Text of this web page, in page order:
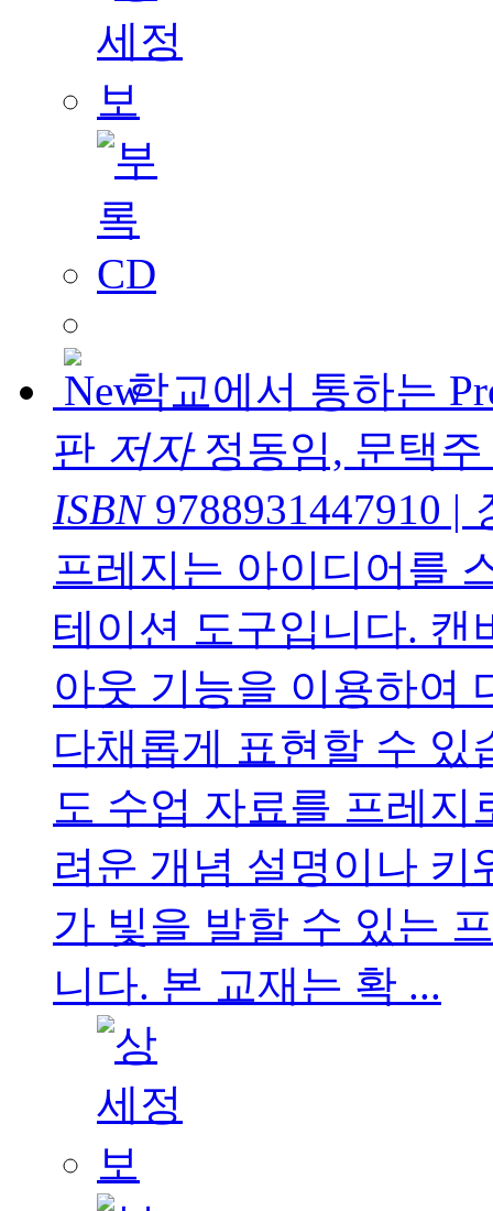
학교에서 통하는
판 저자정동임, 문택주
ISBN9788931447910 |
프레지는 아이디어를
테이션 도구입니다. 캔
아웃 기능을 이용하여
다채롭게 표현할 수 있
도 수업 자료를 프레지
려운 개념 설명이나
가 빛을 발할 수 있는
니다. 본 교재는 확 ...